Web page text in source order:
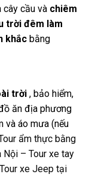
cây cầu và chiêm
trời đêm làm
khắc bằng
trời , bảo hiểm,
ăn địa phương
và áo mưa (nếu
ẩm thực bằng
Nội – Tour xe tay
xe Jeep tại